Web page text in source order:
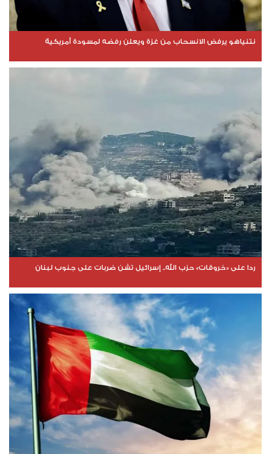
نتنياهو يرفض الانسحاب من غزة ويعلن رفضه لمسودة أمريكية
ردا على «خروقات» حزب الله.. إسرائيل تشن ضربات على جنوب لبنان